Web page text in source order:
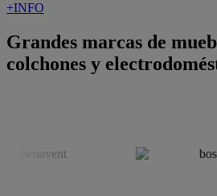
+INFO
Grandes marcas de
colchones y